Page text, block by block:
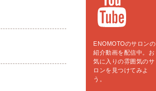
ENOMOTOのサロンの
紹介動画を配信中。お
気に入りの雰囲気のサ
ロンを見つけてみよ
う。